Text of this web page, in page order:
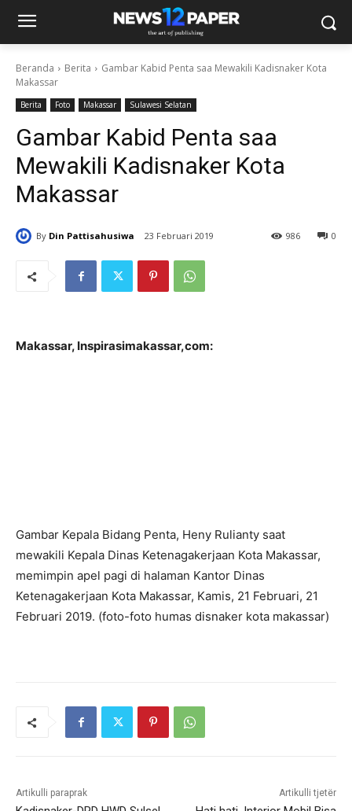
Beranda Berita
Gambar Kabid Penta saa Mewakili Kadisnaker Kota
Makassar
Berita Foto Makassar Sulawesi Selatan
Gambar Kabid Penta saa
Mewakili Kadisnaker Kota
Makassar
By Din Pattisahusiwa 23 Februari 2019 0
986
Makassar, Inspirasimakassar,com:
Gambar Kepala Bidang Penta, Heny Rulianty saat
mewakili Kepala Dinas Ketenagakerjaan Kota Makassar,
memimpin apel pagi di halaman Kantor Dinas
Ketenagakerjaan Kota Makassar, Kamis, 21 Februari, 21
Februari 2019. (foto-foto humas disnaker kota makassar)
Artikulli paraprak Artikulli tjetër